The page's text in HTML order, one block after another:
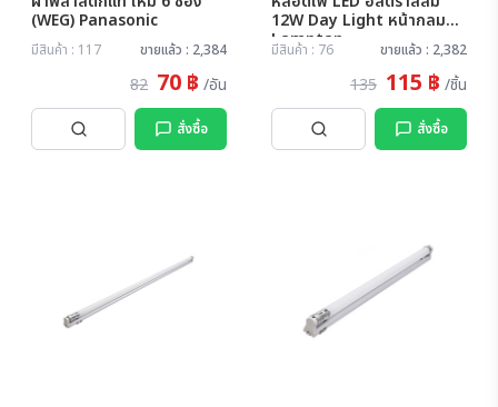
(WEG) Panasonic
มีสินค้า : 117 ขายแล้ว : 2,384
82 70 ฿ /อัน
สั่งซื้อ
12W Day Light หน้ากลม
Lamptan
มีสินค้า : 76 ขายแล้ว : 2,382
135 115 ฿ /ชิ้น
สั่งซื้อ